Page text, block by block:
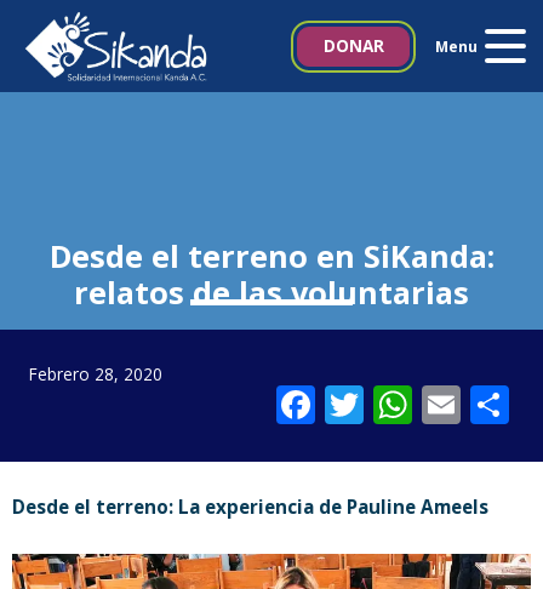
DONAR Menu
Inicio
Noticias
Biblioteca SIKANDA
Contacto
Italia 5×1000
en it
Desde el terreno en SiKanda:
relatos de las voluntarias
Febrero 28, 2020
Facebook
Twitter
Desde el terreno: La experiencia de Pauline Ameels